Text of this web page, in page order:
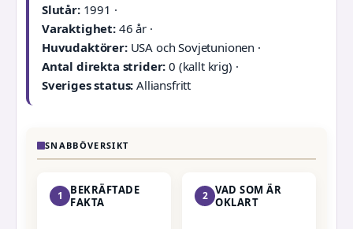
Slutår:1991 ·
Varaktighet:46 år ·
Huvudaktörer:USA och Sovjetunionen ·
Antal direkta strider: 0 (kallt krig) ·
Sveriges status: Alliansfritt
SNABBÖVERSIKT
1
BEKRÄFTADE
FAKTA
2 VAD SOM ÄR
OKLART